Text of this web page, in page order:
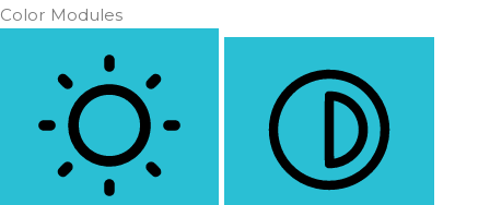
Color Modules